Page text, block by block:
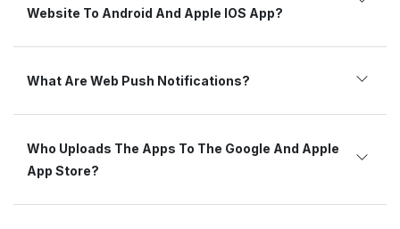
Website To Android And Apple IOS App?
What Are Web Push Notifications?
Who Uploads The Apps To The Google And Apple
App Store?